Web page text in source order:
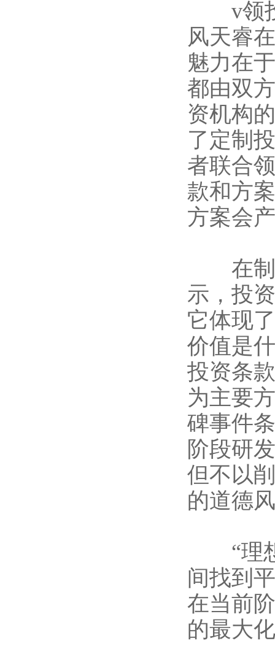
v领投
风天睿
魅力在
都由双
资机构
了定制
者联合
款和方
方案会
在制
示，投
它体现
价值是
投资条
为主要
碑事件
阶段研
但不以
的道德
“理想
间找到
在当前
的最大